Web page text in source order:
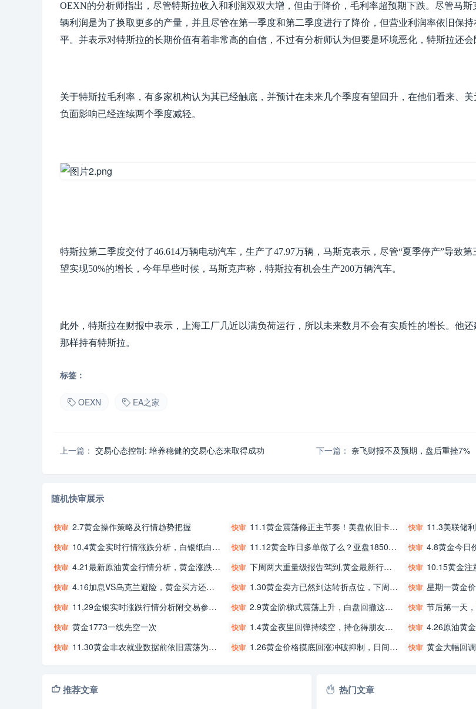
OEXN的分析师指出，尽管特斯拉收入和利润双双大增，但由于降价，毛利率超预期下跌。尽管马
辆利润是为了换取更多的产量，并且尽管在第一季度和第二季度进行了降价，但营业利润率依旧保持
平。并表示对特斯拉的长期价值有着非常高的自信，不过有分析师认为但要是环境恶化，特斯拉还会
关于特斯拉毛利率，有多家机构认为其已经触底，并预计在未来几个季度有望回升，在他们看来、
负面影响已经连续两个季度减轻。
特斯拉第二季度交付了46.614万辆电动汽车，生产了47.97万辆，马斯克表示，尽管“夏季停产”导致
望实现50%的增长，今年早些时候，马斯克声称，特斯拉有机会生产200万辆汽车。
此外，特斯拉在财报中表示，上海工厂几近以满负荷运行，所以未来数月不会有实质性的增长。他
那样持有特斯拉。
标签：
OEXN EA之家
上一篇： 交易心态控制: 培养稳健的交易心态来取得成功 下一篇： 奈飞财报不及预期，盘后重挫7%
随机快审展示
快审 2.7黄金操作策略及行情趋势把握 快审 11.1黄金震荡修正主节奏！美盘依旧卡区间！ 快审 11.3美联储利率会
快审 10,4黄金实时行情涨跌分析，白银纸白银交易参考！ 快审 11.12黄金昨日多单做了么？亚盘1850持续多！ 快审 4.8黄金今日价格行
快审 4.21最新原油黄金行情分析，黄金涨跌准确操作策略附解τ 快审 下周两大重量级报告驾到,黄金最新行情分析策 快审 10.15黄金注意1800
快审 4.16加息VS乌克兰避险，黄金买方还能走多远吗？金银下周最新行情行情分析及多空交易参考附解τ 快审 1.30黄金卖方已然到达转折点位，下周多空交易参考细节分析！ 快审 星期一黄金价
快审 11,29金银实时涨跌行情分析附交易参考。 快审 2.9黄金阶梯式震荡上升，白盘回撤这个位置先多！ 快审 节后第一天
快审 黄金1773一线先空一次 快审 1.4黄金夜里回弹持续空，持仓得朋友看过来 快审 4.26原油黄金双双下
快审 11.30黄金非农就业数据前依旧震荡为主，白盘暂以区间对待！ 快审 1.26黄金价格摸底回涨冲破抑制，日间先多后空！原油回调后回弹，买方局势不变，84.7左右多！ 快审 黄金大幅回
推荐文章 热门文章